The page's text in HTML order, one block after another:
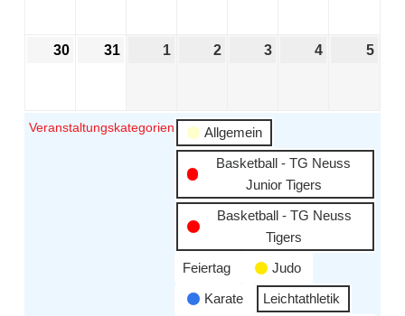
30 31 1 2 3 4 5
Veranstaltungskategorien
Allgemein
Basketball - TG Neuss
Junior Tigers
Basketball - TG Neuss
Tigers
Feiertag
Judo
Karate
Leichtathletik